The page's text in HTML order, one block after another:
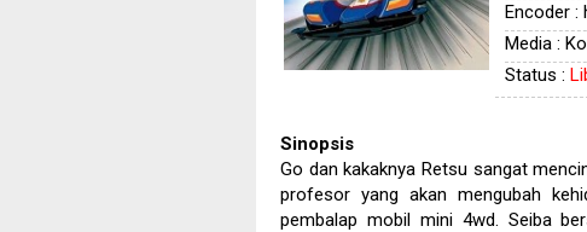
Encoder :
Media :
Status :
Sinopsis
Go dan kakaknya Retsu sangat
profesor yang akan mengubah
pembalap mobil mini 4wd. Seiba